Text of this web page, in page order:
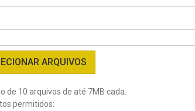
ARQUIVOS
de 10 arquivos de até 7MB cada.
permitidos: